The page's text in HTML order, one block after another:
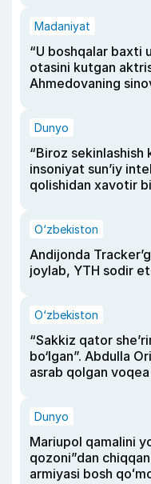
Madaniyat
“U boshqalar baxti
otasini kutgan
Ahmedovaning
Dunyo
“Biroz sekinlashish
insoniyat sun’iy
qolishidan xavotir
O‘zbekiston
Andijonda
joylab, YTH sodir
O‘zbekiston
“Sakkiz qator
bo‘lgan”. Abdulla
asrab qolgan voqea
Dunyo
Mariupol qamalini
qozoni”dan
armiyasi bosh